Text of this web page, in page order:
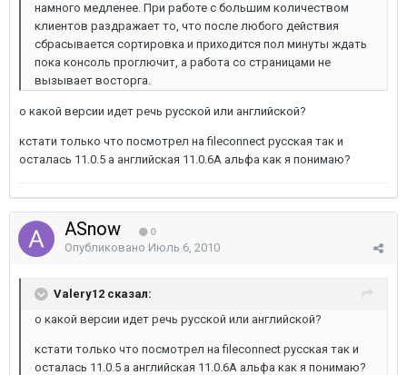
намного медленее. При работе с большим количеством
клиентов раздражает то, что после любого действия
сбрасывается сортировка и приходится пол минуты ждать
пока консоль проглючит, а работа со страницами не
вызывает восторга.
о какой версии идет речь русской или английской?
кстати только что посмотрел на fileconnect русская так и
осталась 11.0.5 а английская 11.0.6А альфа как я понимаю?
ASnow 0
Опубликовано Июль 6, 2010
Valery12 сказал:
о какой версии идет речь русской или английской?
кстати только что посмотрел на fileconnect русская так и
осталась 11.0.5 а английская 11.0.6А альфа как я понимаю?